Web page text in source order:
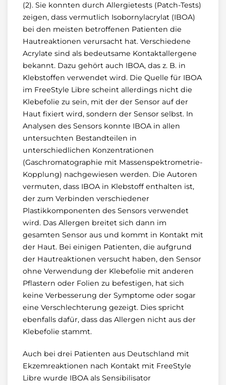
(2). Sie konnten durch Allergietests (Patch-Tests)
zeigen, dass vermutlich Isobornylacrylat (IBOA)
bei den meisten betroffenen Patienten die
Hautreaktionen verursacht hat. Verschiedene
Acrylate sind als bedeutsame Kontaktallergene
bekannt. Dazu gehört auch IBOA, das z. B. in
Klebstoffen verwendet wird. Die Quelle für IBOA
im FreeStyle Libre scheint allerdings nicht die
Klebefolie zu sein, mit der der Sensor auf der
Haut fixiert wird, sondern der Sensor selbst. In
Analysen des Sensors konnte IBOA in allen
untersuchten Bestandteilen in
unterschiedlichen Konzentrationen
(Gaschromatographie mit Massenspektrometrie-
Kopplung) nachgewiesen werden. Die Autoren
vermuten, dass IBOA in Klebstoff enthalten ist,
der zum Verbinden verschiedener
Plastikkomponenten des Sensors verwendet
wird. Das Allergen breitet sich dann im
gesamten Sensor aus und kommt in Kontakt mit
der Haut. Bei einigen Patienten, die aufgrund
der Hautreaktionen versucht haben, den Sensor
ohne Verwendung der Klebefolie mit anderen
Pflastern oder Folien zu befestigen, hat sich
keine Verbesserung der Symptome oder sogar
eine Verschlechterung gezeigt. Dies spricht
ebenfalls dafür, dass das Allergen nicht aus der
Klebefolie stammt.
Auch bei drei Patienten aus Deutschland mit
Ekzemreaktionen nach Kontakt mit FreeStyle
Libre wurde IBOA als Sensibilisator